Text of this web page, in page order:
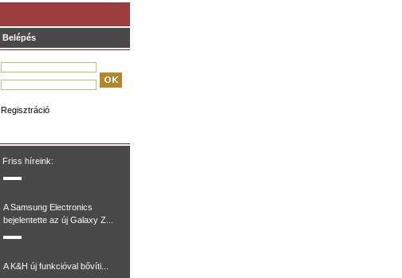
Belépés
Regisztráció
Friss híreink:
A Samsung Electronics
bejelentette az új Galaxy Z...
A K&H új funkcióval bővíti...